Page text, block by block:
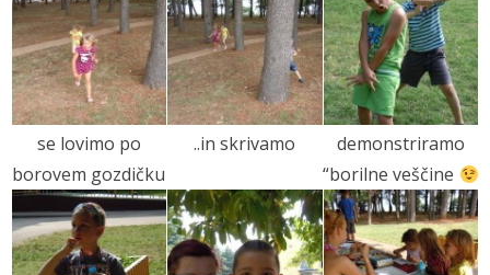
se lovimo po
borovem gozdičku
..in skrivamo
demonstriramo
“borilne veščine